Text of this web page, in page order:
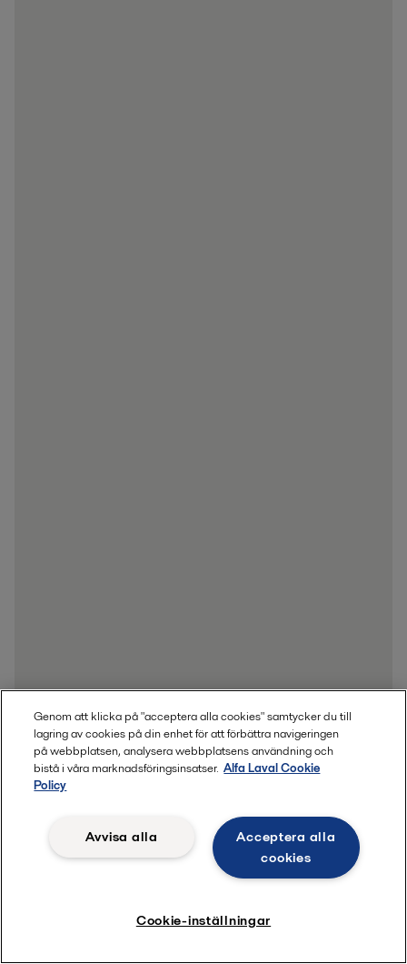
Genom att klicka på "acceptera alla cookies" samtycker du till
lagring av cookies på din enhet för att förbättra navigeringen
på webbplatsen, analysera webbplatsens användning och
bistå i våra marknadsföringsinsatser. Alfa Laval Cookie
Policy
Acceptera alla
cookies
Avvisa alla
Cookie-inställningar